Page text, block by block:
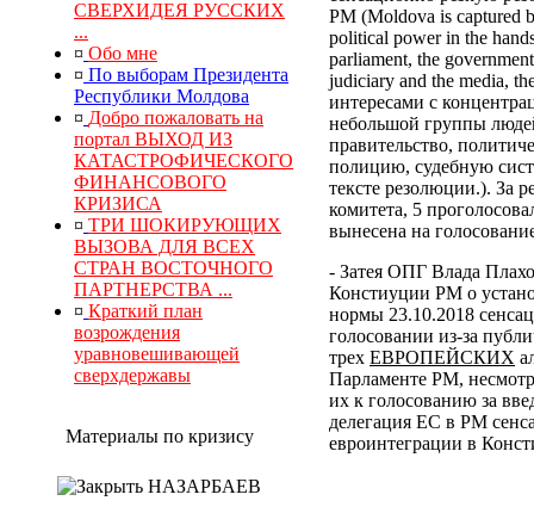
СВЕРХИДЕЯ РУССКИХ
...
¤ Обо мне
¤ По выборам Президента
Республики Молдова
¤ Добро пожаловать на
портал ВЫХОД ИЗ
КАТАСТРОФИЧЕСКОГО
ФИНАНСОВОГО
КРИЗИСА
¤ ТРИ ШОКИРУЮЩИХ
ВЫЗОВА ДЛЯ ВСЕХ
СТРАН ВОСТОЧНОГО
ПАРТНЕРСТВА ...
¤ Краткий план
возрождения
уравновешивающей
сверхдержавы
Материалы по кризису
НАЗАРБАЕВ
РМ (Moldova is captured
political power in the
parliament, the
judiciary and the media,
интересами с
небольшой группы
правительство,
полицию, судебную
тексте резолюции.). За
комитета, 5
вынесена на
- Затея ОПГ Влада
Констиуции РМ о
нормы 23.10.2018
голосовании из-за
трех ЕВРОПЕЙСКИХ
Парламенте РМ,
их к голосованию за
делегация ЕС в РМ
евроинтеграции в